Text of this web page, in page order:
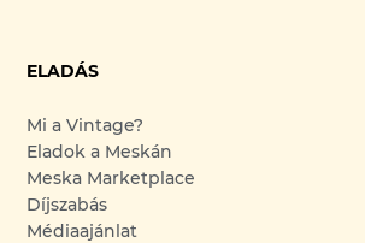
ELADÁS
Mi a Vintage?
Eladok a Meskán
Meska Marketplace
Díjszabás
Médiaajánlat